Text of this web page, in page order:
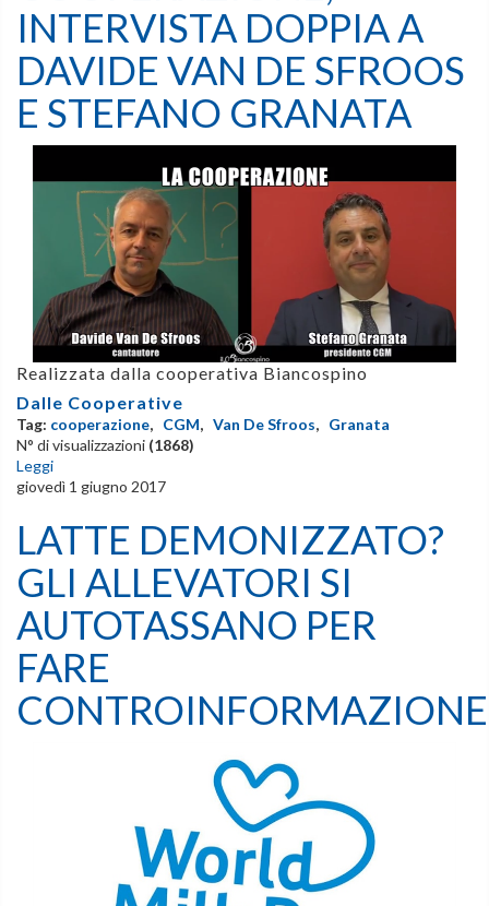
INTERVISTA DOPPIA A
DAVIDE VAN DE SFROOS
E STEFANO GRANATA
Realizzata dalla cooperativa Biancospino
Dalle Cooperative
Tag: cooperazione, CGM, Van De Sfroos, Granata
N° di visualizzazioni (1868)
Leggi
giovedì 1 giugno 2017
LATTE DEMONIZZATO?
GLI ALLEVATORI SI
AUTOTASSANO PER
FARE
CONTROINFORMAZIONE